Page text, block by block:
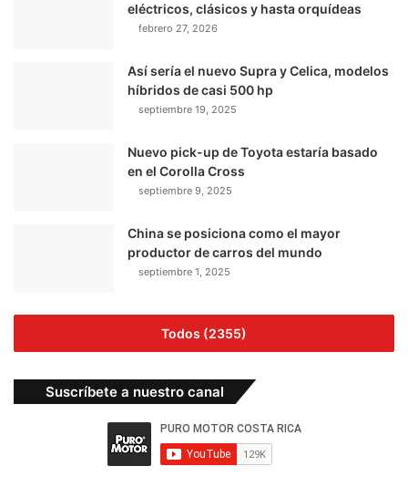
eléctricos, clásicos y hasta orquídeas
febrero 27, 2026
Así sería el nuevo Supra y Celica, modelos
híbridos de casi 500 hp
septiembre 19, 2025
Nuevo pick-up de Toyota estaría basado
en el Corolla Cross
septiembre 9, 2025
China se posiciona como el mayor
productor de carros del mundo
septiembre 1, 2025
Todos (2355)
Suscríbete a nuestro canal